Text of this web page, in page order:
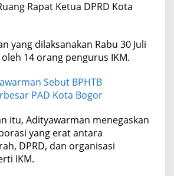
Rapat Ketua DPRD Kota
yang dilaksanakan Rabu 30 Juli
14 orang pengurus IKM.
Sebut BPHTB
PAD Kota Bogor
itu, Adityawarman menegaskan
yang erat antara
DPRD, dan organisasi
IKM.